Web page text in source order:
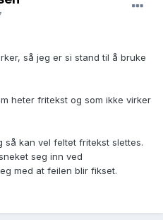
så jeg er si stand til å bruke
heter fritekst og som ikke virker
så kan vel feltet fritekst slettes.
seg inn ved
med at feilen blir fikset.